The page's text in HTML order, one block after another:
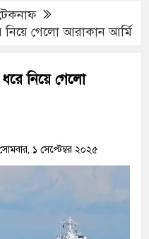
নিয়ে গেলো আরাকান আর্মি
নিয়ে গেলো
১ সেপ্টেম্বর ২০২৫